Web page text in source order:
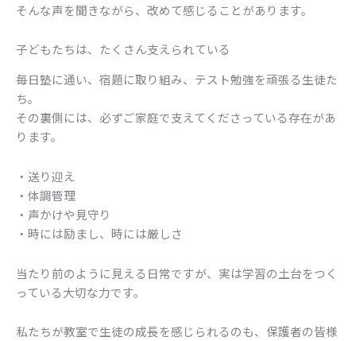
そんな声を聞きながら、改めて感じることがあります。
子どもたちは、たくさん支えられている
毎日塾に通い、宿題に取り組み、テスト勉強を頑張る生徒た
ち。
その裏側には、必ずご家庭で支えてくださっている存在があ
ります。
・送り迎え
・体調管理
・声かけや見守り
・時には励まし、時には厳しさ
当たり前のように見える日常ですが、実は学習の土台をつく
っている大切な力です。
私たちが教室で生徒の成長を感じられるのも、保護者の皆様